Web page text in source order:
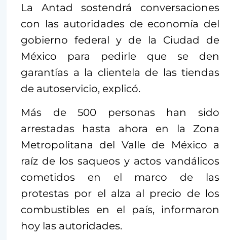
La Antad sostendrá conversaciones
con las autoridades de economía del
gobierno federal y de la Ciudad de
México para pedirle que se den
garantías a la clientela de las tiendas
de autoservicio, explicó.
Más de 500 personas han sido
arrestadas hasta ahora en la Zona
Metropolitana del Valle de México a
raíz de los saqueos y actos vandálicos
cometidos en el marco de las
protestas por el alza al precio de los
combustibles en el país, informaron
hoy las autoridades.